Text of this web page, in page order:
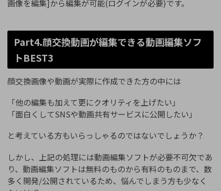
画像を編集]から編集が可能(ログインが必要)です。
Part4.顔交換動画が編集できる動画編集ソフ
トBEST3
顔交換画像や動画が実際に作成できた方の中には
「他の編集も加えて更にクオリティを上げたい」
「面白くしてSNSや動画共有サービスに公開したい」
と考えている方もいらっしゃるのではないでしょうか？
しかし、上記の処理には動画編集ソフトが必要不可欠であ
り、動画編集ソフトは無料のものから有料のものまで、数
多く開発/公開されているため、悩んでしまう方も少なく